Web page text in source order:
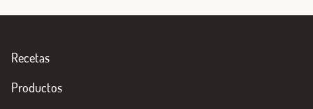
Recetas
Productos